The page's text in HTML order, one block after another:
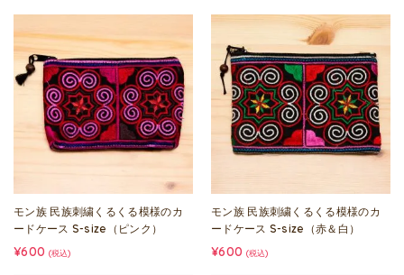
モン族 民族刺繍くるくる模様のカ
ードケース S-size（ピンク）
¥600 (税込)
モン族 民族刺繍くるくる模様のカ
ードケース S-size（赤＆白）
¥600 (税込)